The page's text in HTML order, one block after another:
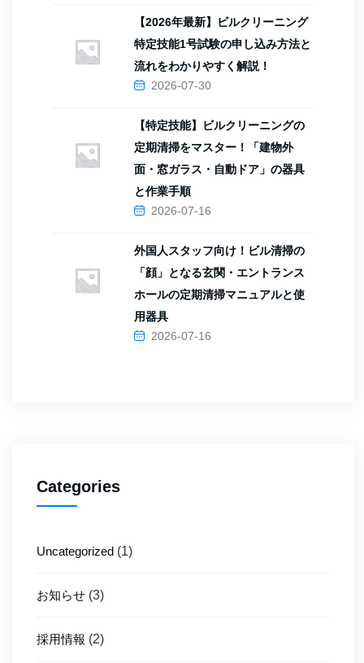
【2026年最新】ビルクリーニング
特定技能1号試験の申し込み方法と
流れをわかりやすく解説！
2026-07-30
【特定技能】ビルクリーニングの
定期清掃をマスター！「建物外
面・窓ガラス・自動ドア」の器具
と作業手順
2026-07-16
外国人スタッフ向け！ビル清掃の
「顔」となる玄関・エントランス
ホールの定期清掃マニュアルと使
用器具
2026-07-16
Categories
Uncategorized (1)
お知らせ (3)
採用情報 (2)